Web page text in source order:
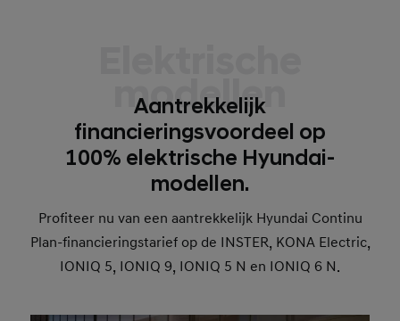
modellen
Aantrekkelijk
financieringsvoordeel op
100% elektrische Hyundai-
modellen.
Profiteer nu van een aantrekkelijk Hyundai Continu
Plan-financieringstarief op de INSTER, KONA Electric,
IONIQ 5, IONIQ 9, IONIQ 5 N en IONIQ 6 N.